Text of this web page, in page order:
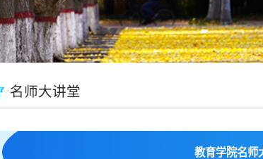
名师大讲堂
教育学院名